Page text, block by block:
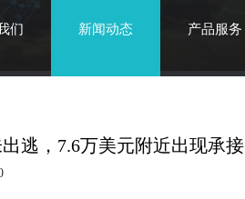
们 新闻动态 产品服务
逃，7.6万美元附近出现承接